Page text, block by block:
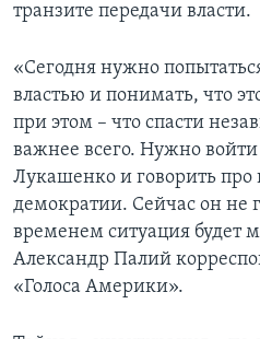
транзите передачи власти.
«Сегодня нужно
властью и понимать, что
при этом – что спасти
важнее всего. Нужно войти
Лукашенко и говорить
демократии. Сейчас он не
временем ситуация будет
Александр Палий
«Голоса Америки».